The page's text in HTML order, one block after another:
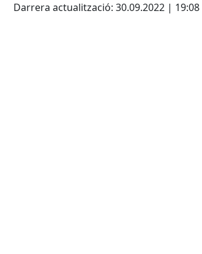
Darrera actualització: 30.09.2022 | 19:08